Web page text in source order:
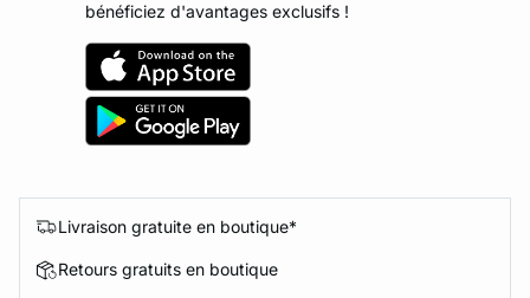
bénéficiez d'avantages exclusifs !
Livraison gratuite en boutique*
Retours gratuits en boutique